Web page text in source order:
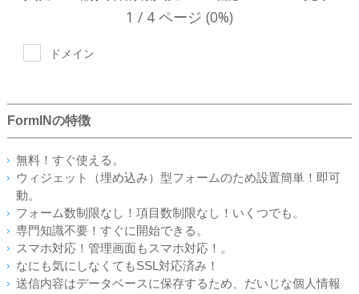
FormINの特徴
無料！すぐ使える。
ウィジェット（埋め込み）型フォームのため設置簡単！即可
動。
フォーム数制限なし！項目数制限なし！いくつでも。
専門知識不要！すぐに開始できる。
スマホ対応！管理画面もスマホ対応！。
なにも気にしなくてもSSL対応済み！
送信内容はデータベースに保存するため、だいじな個人情報